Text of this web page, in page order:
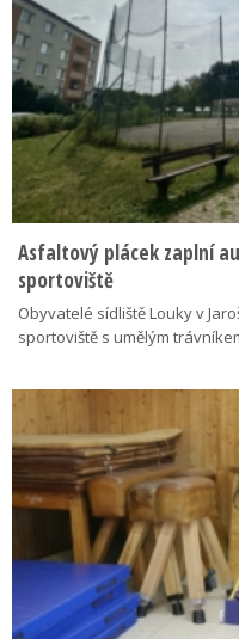
Asfaltový plácek zaplní
sportoviště
Obyvatelé sídliště Louky v
sportoviště s umělým